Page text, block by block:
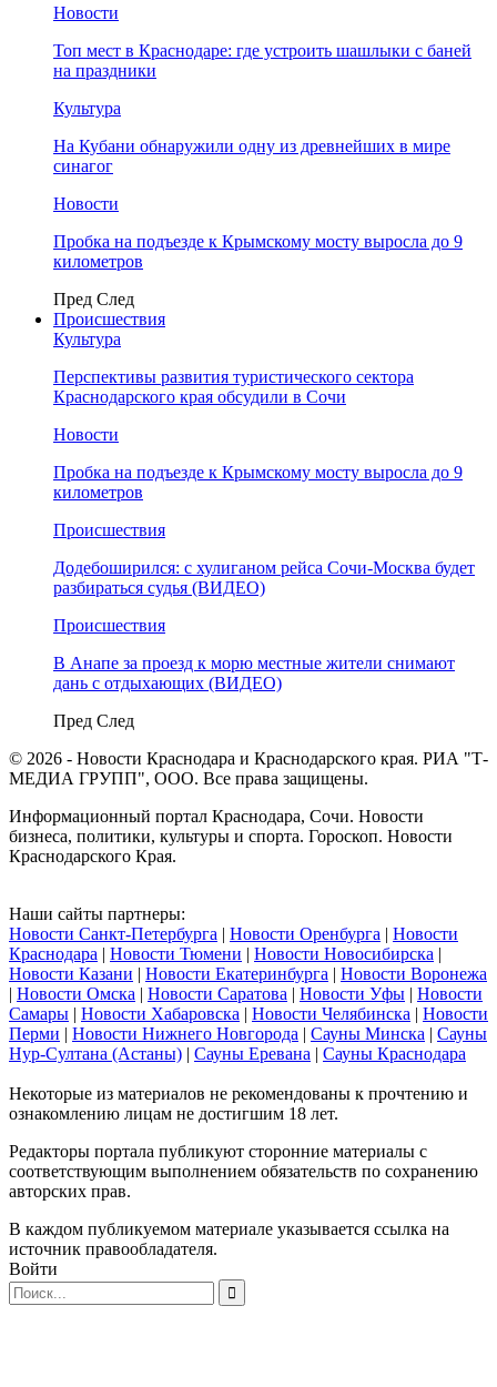
Новости
Топ мест в Краснодаре: где устроить шашлыки с баней
на праздники
Культура
На Кубани обнаружили одну из древнейших в мире
синагог
Новости
Пробка на подъезде к Крымскому мосту выросла до 9
километров
Пред След
Происшествия
Культура
Перспективы развития туристического сектора
Краснодарского края обсудили в Сочи
Новости
Пробка на подъезде к Крымскому мосту выросла до 9
километров
Происшествия
Додебоширился: с хулиганом рейса Сочи-Москва будет
разбираться судья (ВИДЕО)
Происшествия
В Анапе за проезд к морю местные жители снимают
дань с отдыхающих (ВИДЕО)
Пред След
© 2026 - Новости Краснодара и Краснодарского края. РИА "Т-
МЕДИА ГРУПП", ООО. Все права защищены.
Информационный портал Краснодара, Сочи. Новости
бизнеса, политики, культуры и спорта. Гороскоп. Новости
Краснодарского Края.
Наши сайты партнеры:
Новости Санкт-Петербурга | Новости Оренбурга | Новости
Краснодара | Новости Тюмени | Новости Новосибирска |
Новости Казани | Новости Екатеринбурга | Новости Воронежа
| Новости Омска | Новости Саратова | Новости Уфы | Новости
Самары | Новости Хабаровска | Новости Челябинска | Новости
Перми | Новости Нижнего Новгорода | Сауны Минска | Сауны
Нур-Султана (Астаны) | Сауны Еревана | Сауны Краснодара
Некоторые из материалов не рекомендованы к прочтению и
ознакомлению лицам не достигшим 18 лет.
Редакторы портала публикуют сторонние материалы с
соответствующим выполнением обязательств по сохранению
авторских прав.
В каждом публикуемом материале указывается ссылка на
источник правообладателя.
Войти